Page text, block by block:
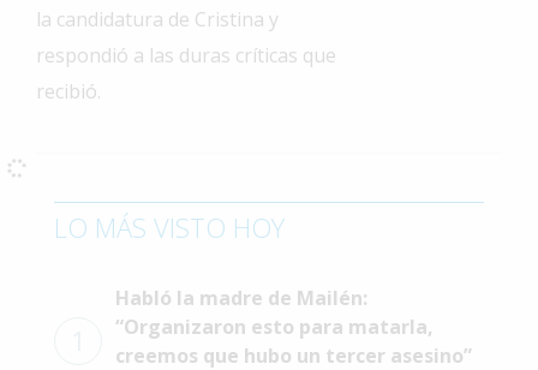
Interés
General
La
Arte
la candidatura de Cristina y
respondió a las duras críticas que
recibió.
LO MÁS VISTO HOY
Habló la madre de Mailén:
“Organizaron esto para matarla,
creemos que hubo un tercer asesino”